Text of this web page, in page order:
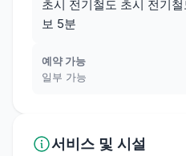
초시 전기철도 초시 전기
보 5분
예약 가능
일부 가능
서비스 및 시설